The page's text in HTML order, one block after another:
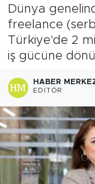
Dünya
freelance
Türkiye'de 2
iş gücüne
HABER
EDITÖR
Tüm
Son Dakika
Haber Arşivi